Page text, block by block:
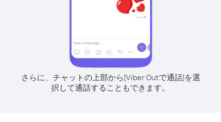
さらに、チャットの上部から[Viber Outで通話]を選
択して通話することもできます。